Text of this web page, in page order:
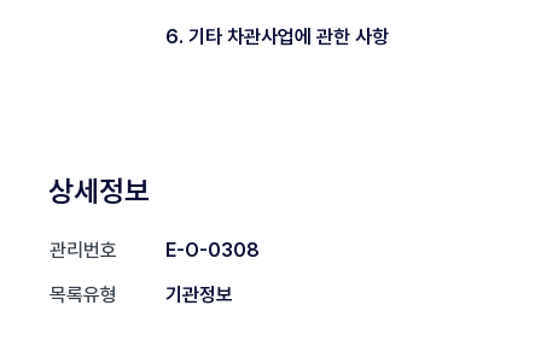
6. 기타 차관사업에 관한 사항
상세정보
관리번호
E-O-0308
목록유형
기관정보